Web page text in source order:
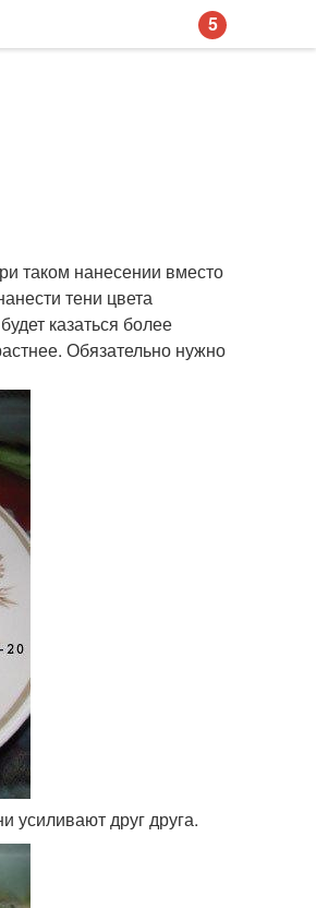
таком нанесении вместо
тени цвета
казаться более
Обязательно нужно
усиливают друг друга.
5